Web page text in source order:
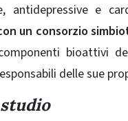
antidepressive e
un consorzio
bioattivi
delle sue